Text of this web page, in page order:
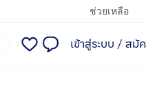
ช่วยเหลือ
เข้าสู่ระบบ / สมั